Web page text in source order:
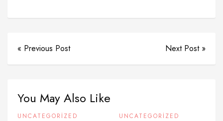
« Previous Post Next Post »
You May Also Like
UNCATEGORIZED UNCATEGORIZED